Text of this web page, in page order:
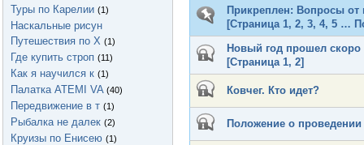
Туры по Карелии (1)
Наскальные рисун
Путешествия по Х (1)
Где купить строп (11)
Как я научился к (1)
Палатка ATEMI VA (40)
Передвижение в т (1)
Рыбалка не далек (2)
Круизы по Енисею (1)
Прикреплен: Вопросы от
[Страница 1, 2, 3, 4, 5…
Новый год прошел скоро
[Страница 1, 2]
Ковчег. Кто идет?
Положение о